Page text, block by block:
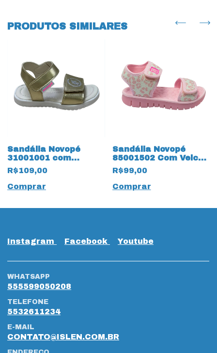
PRODUTOS SIMILARES
Sandália Novopé
31001001 com
ajustes 18813
Dourado
R$109,00
Comprar
Sandália Novopé
85001502 Com Velcro
ajustável 14210 Rosa
R$99,00
Comprar
Instagram Facebook Youtube
WHATSAPP
555599050208
TELEFONE
5532611234
E-MAIL
CONTATO@ISLEN.COM.BR